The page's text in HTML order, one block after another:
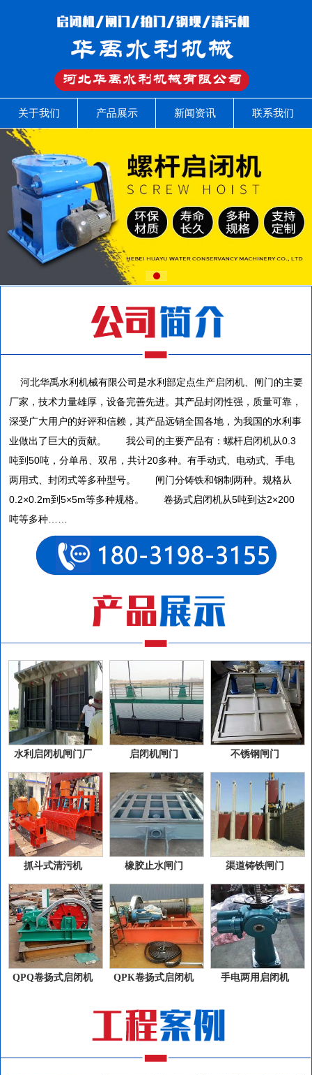
关于我们 产品展示 新闻资讯 联系我们
河北华禹水利机械有限公司是水利部定点生产启闭机、闸门的主要
厂家，技术力量雄厚，设备完善先进。其产品封闭性强，质量可靠，
深受广大用户的好评和信赖，其产品远销全国各地，为我国的水利事
业做出了巨大的贡献。 我公司的主要产品有：螺杆启闭机从0.3
吨到50吨，分单吊、双吊，共计20多种。有手动式、电动式、手电
两用式、封闭式等多种型号。 闸门分铸铁和钢制两种。规格从
0.2×0.2m到5×5m等多种规格。 卷扬式启闭机从5吨到达2×200
吨等多种……
水利启闭机闸门厂 启闭机闸门 不锈钢闸门
抓斗式清污机 橡胶止水闸门 渠道铸铁闸门
QPQ卷扬式启闭机 QPK卷扬式启闭机 手电两用启闭机